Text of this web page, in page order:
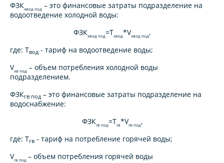
ФЗКхвод под – это финансовые затраты подразделение на
водоотведение холодной воды:
ФЗКхвод под=Тхвод*Vхвод под,
где: Твод - тариф на водоотведение воды;
Vхв под – объем потребления холодной воды
подразделением.
ФЗКгв под – это финансовые затраты подразделение на
водоснабжение:
ФЗКгв под=Тгв*Vгв под,
где: Тгв - тариф на потребление горячей воды;
Vгв под – объем потребления горячей воды